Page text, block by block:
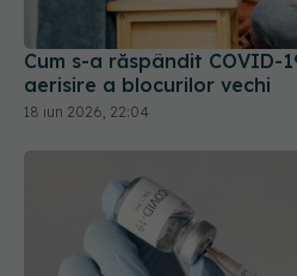
Cum s-a răspândit COVID-
aerisire a blocurilor vechi
18 iun 2026, 22:04